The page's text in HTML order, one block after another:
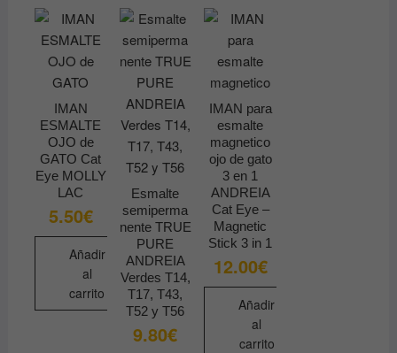
múltiples
variantes.
Las
opciones
se
pueden
elegir
en
la
página
de
producto
variantes.
Las
opciones
se
elegir
en
la
página
de
producto
IMAN
ESMALTE
OJO de
GATO Cat
Eye MOLLY
LAC
5.50€
Añadir
al
carrito
Esmalte
semiperma
nente TRUE
PURE
ANDREIA
Verdes T14,
T17, T43,
T52 y T56
9.80€
IMAN para
esmalte
magnetico
ojo de gato
3 en 1
ANDREIA
Cat Eye –
Magnetic
Stick 3 in 1
12.00€
Añadir
al
carrito